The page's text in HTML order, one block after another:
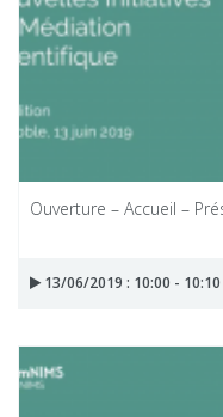
Ouverture – Accueil –
13/06/2019 : 10:00 - 10:10